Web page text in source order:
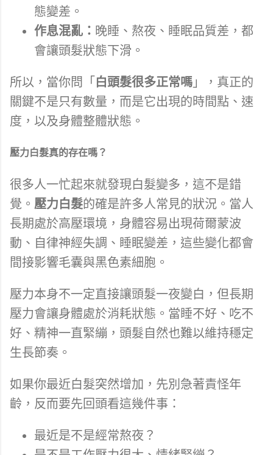
態變差。
作息混亂： 晚睡、熬夜、睡眠品質差，都
會讓頭髮狀態下滑。
所以，當你問「 白頭髮很多正常嗎 」，真正的
關鍵不是只有數量，而是它出現的時間點、速
度，以及身體整體狀態。
壓力白髮真的存在嗎？
很多人一忙起來就發現白髮變多，這不是錯
覺。 壓力白髮的確是許多人常見的狀況。當人
長期處於高壓環境，身體容易出現荷爾蒙波
動、自律神經失調、睡眠變差，這些變化都會
間接影響毛囊與黑色素細胞。
壓力本身不一定直接讓頭髮一夜變白，但長期
壓力會讓身體處於消耗狀態。當睡不好、吃不
好、精神一直緊繃，頭髮自然也難以維持穩定
生長節奏。
如果你最近白髮突然增加，先別急著責怪年
齡，反而要先回頭看這幾件事：
最近是不是經常熬夜？